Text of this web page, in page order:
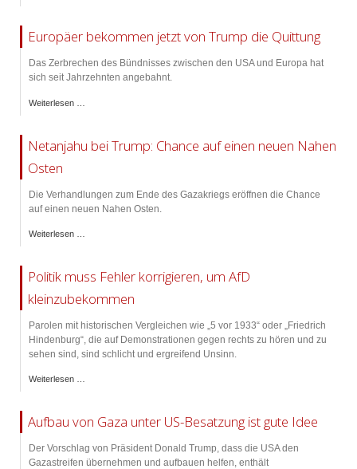
Europäer bekommen jetzt von Trump die Quittung
Das Zerbrechen des Bündnisses zwischen den USA und Europa hat
sich seit Jahrzehnten angebahnt.
Weiterlesen …
Netanjahu bei Trump: Chance auf einen neuen Nahen
Osten
Die Verhandlungen zum Ende des Gazakriegs eröffnen die Chance
auf einen neuen Nahen Osten.
Weiterlesen …
Politik muss Fehler korrigieren, um AfD
kleinzubekommen
Parolen mit historischen Vergleichen wie „5 vor 1933“ oder „Friedrich
Hindenburg“, die auf Demonstrationen gegen rechts zu hören und zu
sehen sind, sind schlicht und ergreifend Unsinn.
Weiterlesen …
Aufbau von Gaza unter US-Besatzung ist gute Idee
Der Vorschlag von Präsident Donald Trump, dass die USA den
Gazastreifen übernehmen und aufbauen helfen, enthält